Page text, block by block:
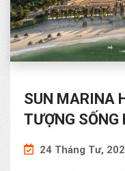
SUN MARINA
TƯỢNG SỐNG
SẢN
24 Tháng Tư,